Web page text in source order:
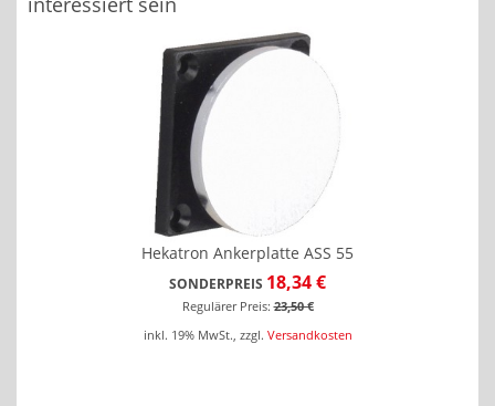
Hekatron Ankerplatte ASS 55
SONDERPREIS 18,34 €
Regulärer Preis: 23,50 €
inkl. 19% MwSt. zzgl. Versandkosten